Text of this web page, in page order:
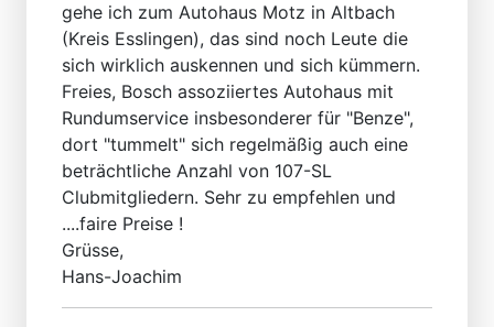
gehe ich zum Autohaus Motz in Altbach
(Kreis Esslingen), das sind noch Leute die
sich wirklich auskennen und sich kümmern.
Freies, Bosch assoziiertes Autohaus mit
Rundumservice insbesonderer für "Benze",
dort "tummelt" sich regelmäßig auch eine
beträchtliche Anzahl von 107-SL
Clubmitgliedern. Sehr zu empfehlen und
....faire Preise !
Grüsse,
Hans-Joachim